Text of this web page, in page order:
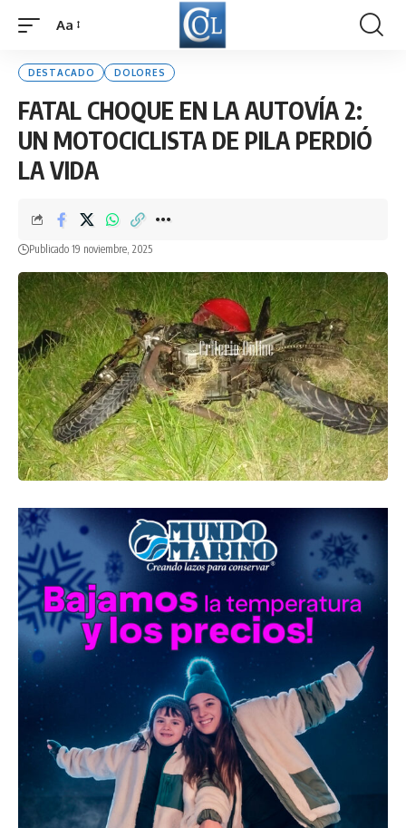
Font
Aa
DESTACADO DOLORES
FATAL CHOQUE EN LA AUTOVÍA 2:
UN MOTOCICLISTA DE PILA PERDIÓ
LA VIDA
Publicado 19 noviembre, 2025